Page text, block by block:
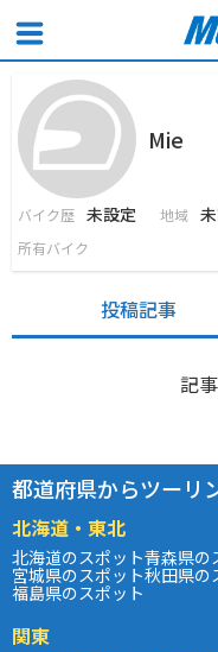
Mie
バイク歴 未設定 地域
所有バイク
投稿記事
記
都道府県からツーリ
北海道・東北
北海道のスポット青森県の
宮城県のスポット秋田県の
福島県のスポット
関東